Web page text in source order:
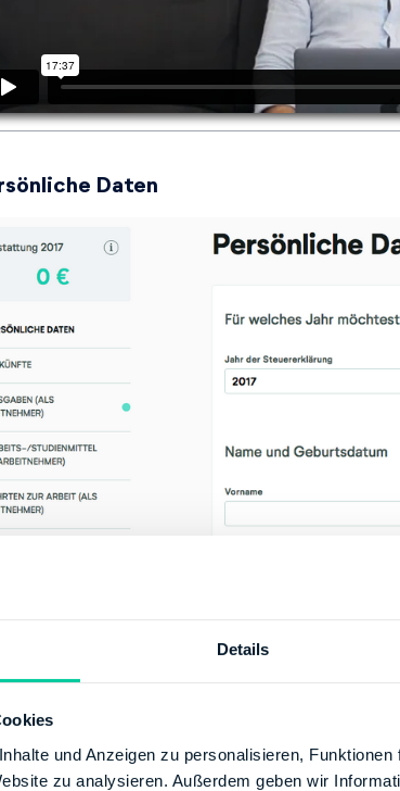
Details
und Anzeigen zu personalisieren,
zu analysieren. Außerdem geben wir
Daten
einmal fragt unser Tool Deine
Felder ein. Zu den Pflichtfeldern